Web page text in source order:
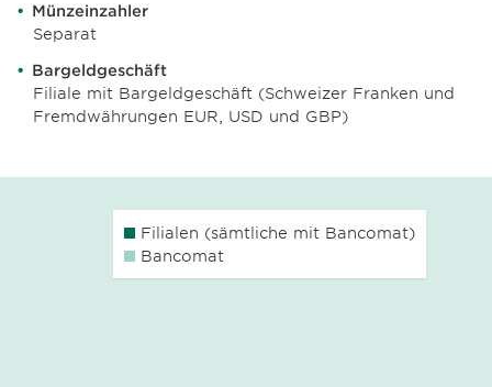
Münzeinzahler
Separat
Bargeldgeschäft
Filiale mit Bargeldgeschäft (Schweizer Franken und
Fremdwährungen EUR, USD und GBP)
Filialen (sämtliche mit Bancomat)
Bancomat